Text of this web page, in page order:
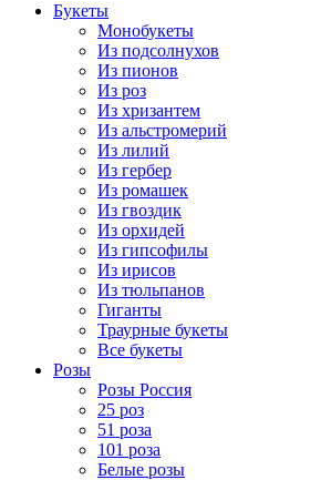
Букеты
Монобукеты
Из подсолнухов
Из пионов
Из роз
Из хризантем
Из альстромерий
Из лилий
Из гербер
Из ромашек
Из гвоздик
Из орхидей
Из гипсофилы
Из ирисов
Из тюльпанов
Гиганты
Траурные букеты
Все букеты
Розы
Розы Россия
25 роз
51 роза
101 роза
Белые розы